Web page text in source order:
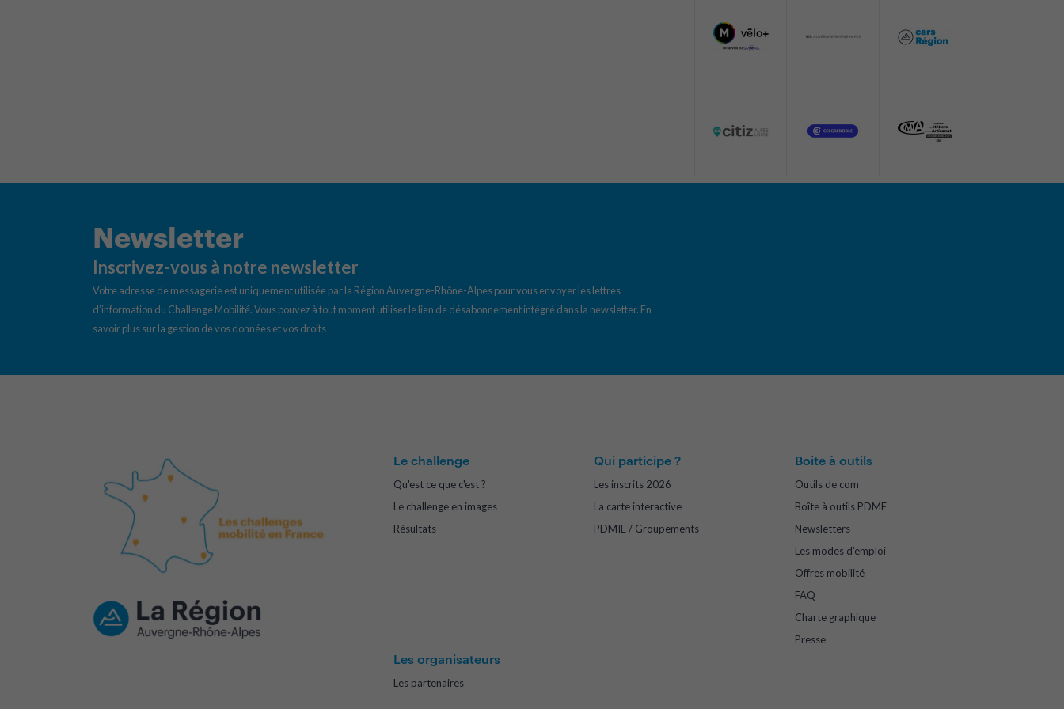
Newsletter
Inscrivez-vous à notre newsletter
Votre adresse de messagerie est uniquement utilisée par la Région Auvergne-Rhône-Alpes pour vous envoyer les lettres
d’information du Challenge Mobilité. Vous pouvez à tout moment utiliser le lien de désabonnement intégré dans la newsletter. En
savoir plus sur la gestion de vos données et vos droits
Le challenge
Qu'est ce que c'est ?
Le challenge en images
Résultats
Qui participe ?
Les inscrits 2026
La carte interactive
PDMIE / Groupements
Boite à outils
Outils de com
Boîte à outils PDME
Newsletters
Les modes d'emploi
Offres mobilité
FAQ
Charte graphique
Presse
Les organisateurs
Les partenaires